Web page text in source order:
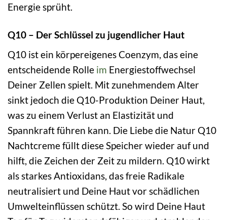
Energie sprüht.
Q10 – Der Schlüssel zu jugendlicher Haut
Q10 ist ein körpereigenes Coenzym, das eine
entscheidende Rolle im Energiestoffwechsel
Deiner Zellen spielt. Mit zunehmendem Alter
sinkt jedoch die Q10-Produktion Deiner Haut,
was zu einem Verlust an Elastizität und
Spannkraft führen kann. Die Liebe die Natur Q10
Nachtcreme füllt diese Speicher wieder auf und
hilft, die Zeichen der Zeit zu mildern. Q10 wirkt
als starkes Antioxidans, das freie Radikale
neutralisiert und Deine Haut vor schädlichen
Umwelteinflüssen schützt. So wird Deine Haut